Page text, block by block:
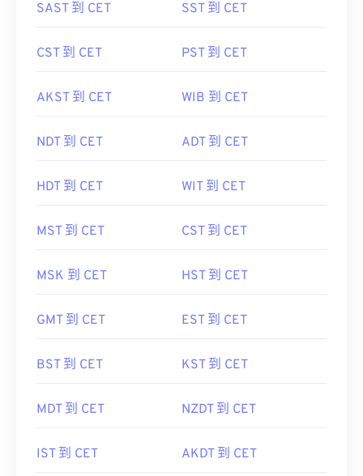
SAST 到 CET SST 到 CET
CST 到 CET PST 到 CET
AKST 到 CET WIB 到 CET
NDT 到 CET ADT 到 CET
HDT 到 CET WIT 到 CET
MST 到 CET CST 到 CET
MSK 到 CET HST 到 CET
GMT 到 CET EST 到 CET
BST 到 CET KST 到 CET
MDT 到 CET NZDT 到 CET
IST 到 CET AKDT 到 CET